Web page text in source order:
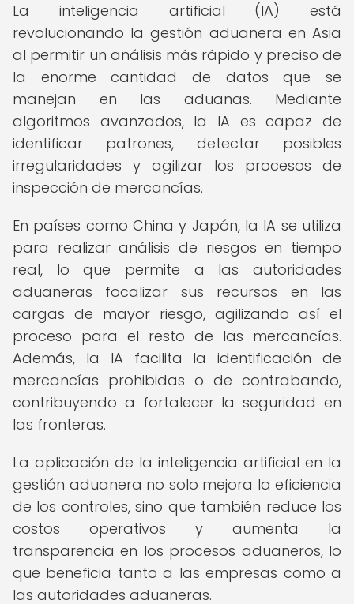
La inteligencia artificial (IA) está
revolucionando la gestión aduanera en Asia
al permitir un análisis más rápido y preciso de
la enorme cantidad de datos que se
manejan en las aduanas. Mediante
algoritmos avanzados, la IA es capaz de
identificar patrones, detectar posibles
irregularidades y agilizar los procesos de
inspección de mercancías.
En países como China y Japón, la IA se utiliza
para realizar análisis de riesgos en tiempo
real, lo que permite a las autoridades
aduaneras focalizar sus recursos en las
cargas de mayor riesgo, agilizando así el
proceso para el resto de las mercancías.
Además, la IA facilita la identificación de
mercancías prohibidas o de contrabando,
contribuyendo a fortalecer la seguridad en
las fronteras.
La aplicación de la inteligencia artificial en la
gestión aduanera no solo mejora la eficiencia
de los controles, sino que también reduce los
costos operativos y aumenta la
transparencia en los procesos aduaneros, lo
que beneficia tanto a las empresas como a
las autoridades aduaneras.